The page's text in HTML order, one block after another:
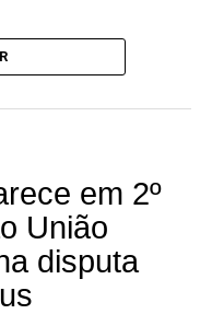
em 2º
União
disputa